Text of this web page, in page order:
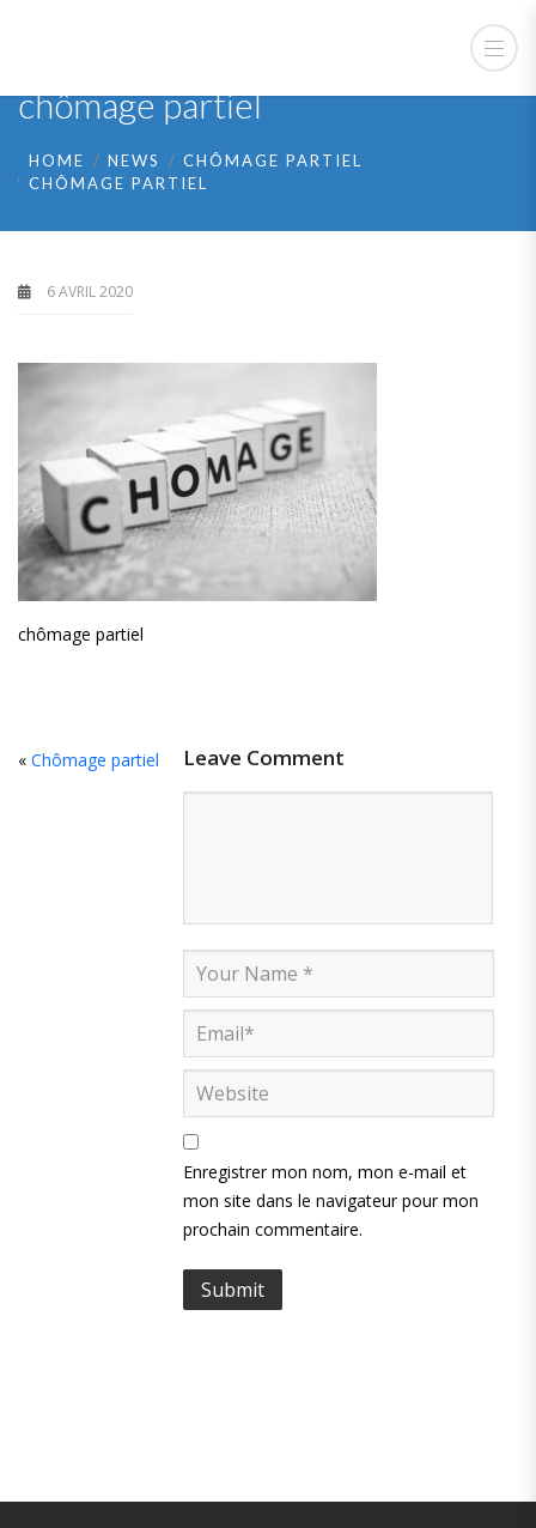
chômage partiel
HOME NEWS
CHÔMAGE PARTIEL
CHÔMAGE PARTIEL
6 AVRIL 2020
chômage partiel
« Chômage partiel Leave Comment
Enregistrer mon nom, mon e-mail et
mon site dans le navigateur pour mon
prochain commentaire.